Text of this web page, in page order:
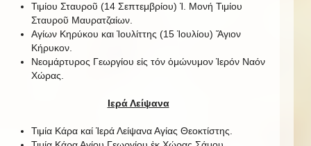
Τιμίου Σταυροῦ (14 Σεπτεμβρίου) Ἱ. Μονή Τιμίου
Σταυροῦ Μαυρατζαίων.
Αγίων Κηρύκου και Ἰουλίττης (15 Ἰουλίου) Ἅγιον
Κήρυκον.
Νεομάρτυρος Γεωργίου εἰς τόν ὁμώνυμον Ἱερόν Ναόν
Χώρας.
Ιερά Λείψανα
Τιμία Κάρα καί Ἱερά Λείψανα Αγίας Θεοκτίστης.